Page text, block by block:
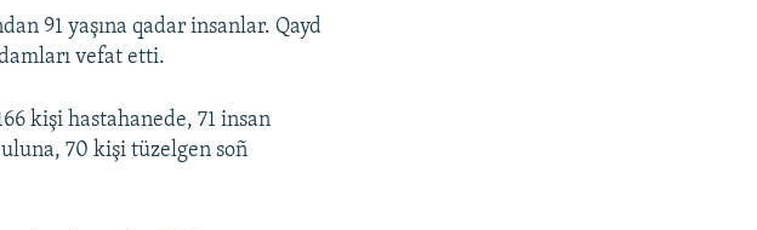
91 yaşına qadar insanlar. Qayd
vefat etti.
kişi hastahanede, 71 insan
70 kişi tüzelgen soñ